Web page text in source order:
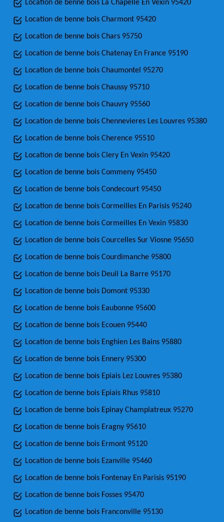
Location de benne bois La Chapelle En Vexin 95420
Location de benne bois Charmont 95420
Location de benne bois Chars 95750
Location de benne bois Chatenay En France 95190
Location de benne bois Chaumontel 95270
Location de benne bois Chaussy 95710
Location de benne bois Chauvry 95560
Location de benne bois Chennevieres Les Louvres 95380
Location de benne bois Cherence 95510
Location de benne bois Clery En Vexin 95420
Location de benne bois Commeny 95450
Location de benne bois Condecourt 95450
Location de benne bois Cormeilles En Parisis 95240
Location de benne bois Cormeilles En Vexin 95830
Location de benne bois Courcelles Sur Viosne 95650
Location de benne bois Courdimanche 95800
Location de benne bois Deuil La Barre 95170
Location de benne bois Domont 95330
Location de benne bois Eaubonne 95600
Location de benne bois Ecouen 95440
Location de benne bois Enghien Les Bains 95880
Location de benne bois Ennery 95300
Location de benne bois Epiais Lez Louvres 95380
Location de benne bois Epiais Rhus 95810
Location de benne bois Epinay Champlatreux 95270
Location de benne bois Eragny 95610
Location de benne bois Ermont 95120
Location de benne bois Ezanville 95460
Location de benne bois Fontenay En Parisis 95190
Location de benne bois Fosses 95470
Location de benne bois Franconville 95130